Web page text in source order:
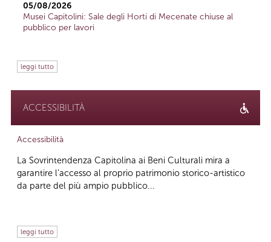
05/08/2026
Musei Capitolini: Sale degli Horti di Mecenate chiuse al
pubblico per lavori
leggi tutto
ACCESSIBILITÀ
Accessibilità
La Sovrintendenza Capitolina ai Beni Culturali mira a
garantire l’accesso al proprio patrimonio storico-artistico
da parte del più ampio pubblico...
leggi tutto